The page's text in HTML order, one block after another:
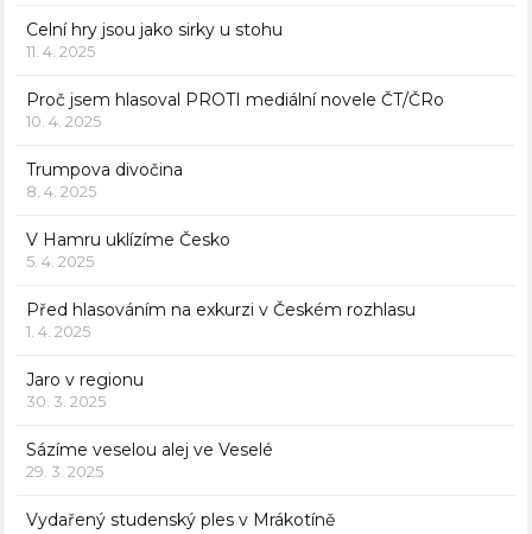
Celní hry jsou jako sirky u stohu
11. 4. 2025
Proč jsem hlasoval PROTI mediální novele ČT/ČRo
10. 4. 2025
Trumpova divočina
8. 4. 2025
V Hamru uklízíme Česko
5. 4. 2025
Před hlasováním na exkurzi v Českém rozhlasu
1. 4. 2025
Jaro v regionu
30. 3. 2025
Sázíme veselou alej ve Veselé
29. 3. 2025
Vydařený studenský ples v Mrákotíně